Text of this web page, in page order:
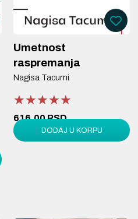
Umetnost
raspremanja
Nagisa Tacumi
★★★★★
★★★★★
★★★★★
616,00 RSD
880,00 RSDDODAJ U KORPU